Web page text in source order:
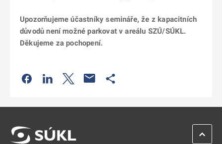
Upozorňujeme účastníky semináře, že z kapacitních
důvodů není možné parkovat v areálu SZÚ/SÚKL.
Děkujeme za pochopení.
Odkaz se otevře na nové kartě
Odkaz se otevře na nové kartě
Odkaz se otevře na nové kartě
ZPĚT